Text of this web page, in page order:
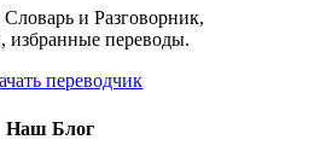
и Разговорник,
избранные переводы.
Наш Блог